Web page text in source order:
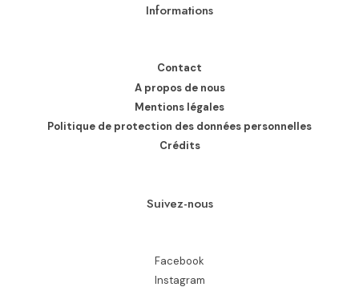
Informations
Contact
A propos de nous
Mentions légales
Politique de protection des données personnelles
Crédits
Suivez-nous
Facebook
Instagram